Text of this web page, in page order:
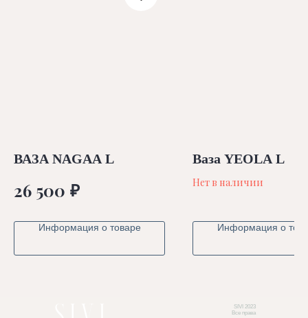
ВАЗА NAGAA L
26 500 ₽
Информация о товаре
Ваза YEOLA L
Нет в наличии
Информация о
SIVI 2023
Все права